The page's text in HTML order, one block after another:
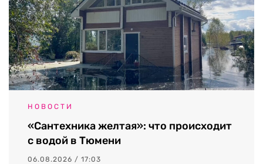
НОВОСТИ
«Сантехника желтая»: что происходит
с водой в Тюмени
06.08.2026 / 17:03